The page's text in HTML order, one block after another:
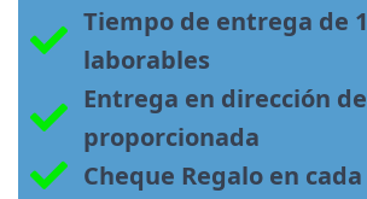
Tiempo de entrega de
laborables
Entrega en dirección
proporcionada
Cheque Regalo en